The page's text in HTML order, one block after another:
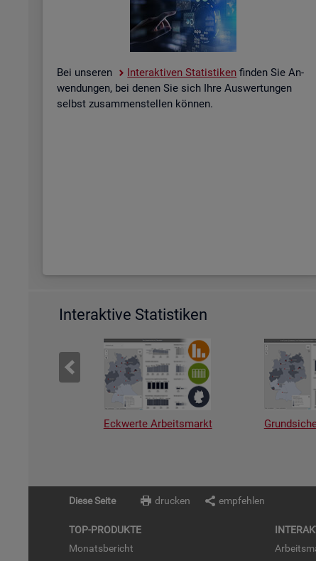
Bei un­se­ren In­ter­ak­ti­ven Sta­tis­ti­ken fin­den Sie An­
wen­dun­gen, bei denen Sie sich Ihre Aus­wer­tun­gen
selbst zu­sam­men­stel­len kön­nen.
Interaktive Statistiken
Eckwerte Arbeitsmarkt
Diese Seite drucken empfehlen
TOP-PRO­DUK­TE
Mo­nats­be­richt